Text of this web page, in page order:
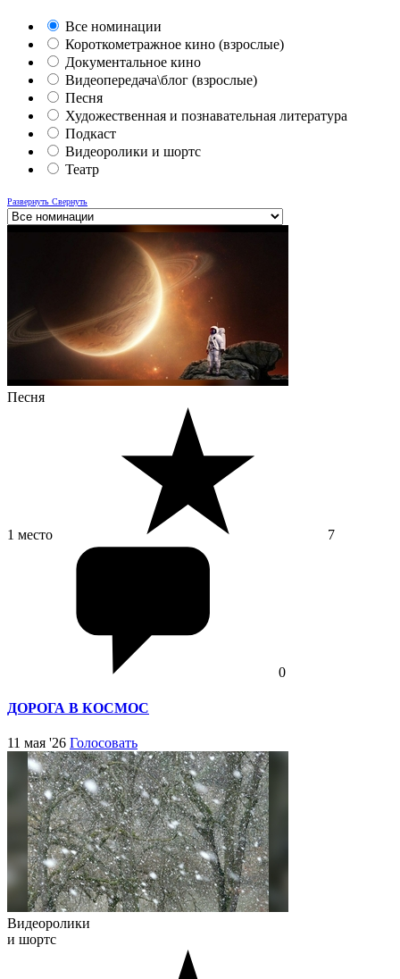
Все номинации
Короткометражное кино (взрослые)
Документальное кино
Видеопередача\блог (взрослые)
Песня
Художественная и познавательная литература
Подкаст
Видеоролики и шортс
Театр
Развернуть Свернуть
Песня
1 место 7
0
ДОРОГА В КОСМОС
11 мая '26 Голосовать
Видеоролики
и шортс